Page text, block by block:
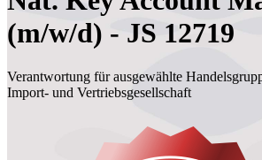
(m/w/d) - JS 12719
Verantwortung für ausgewählte
Import- und Vertriebsgesellschaft